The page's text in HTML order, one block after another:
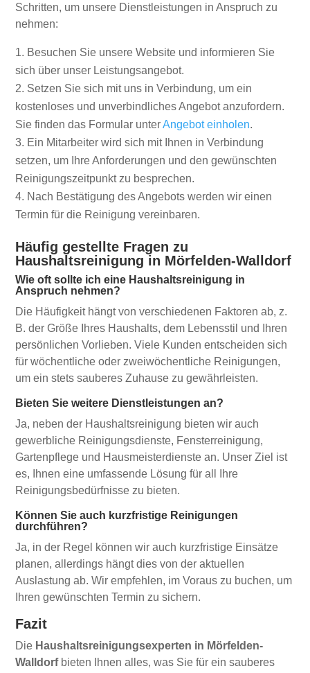
Schritten, um unsere Dienstleistungen in Anspruch zu
nehmen:
Besuchen Sie unsere Website und informieren Sie
sich über unser Leistungsangebot.
Setzen Sie sich mit uns in Verbindung, um ein
kostenloses und unverbindliches Angebot anzufordern.
Sie finden das Formular unterAngebot einholen.
Ein Mitarbeiter wird sich mit Ihnen in Verbindung
setzen, um Ihre Anforderungen und den gewünschten
Reinigungszeitpunkt zu besprechen.
Nach Bestätigung des Angebots werden wir einen
Termin für die Reinigung vereinbaren.
Häufig gestellte Fragen zu
Haushaltsreinigung in Mörfelden-Walldorf
Wie oft sollte ich eine Haushaltsreinigung in
Anspruch nehmen?
Die Häufigkeit hängt von verschiedenen Faktoren ab, z.
B. der Größe Ihres Haushalts, dem Lebensstil und Ihren
persönlichen Vorlieben. Viele Kunden entscheiden sich
für wöchentliche oder zweiwöchentliche Reinigungen,
um ein stets sauberes Zuhause zu gewährleisten.
Bieten Sie weitere Dienstleistungen an?
Ja, neben der Haushaltsreinigung bieten wir auch
gewerbliche Reinigungsdienste, Fensterreinigung,
Gartenpflege und Hausmeisterdienste an. Unser Ziel ist
es, Ihnen eine umfassende Lösung für all Ihre
Reinigungsbedürfnisse zu bieten.
Können Sie auch kurzfristige Reinigungen
durchführen?
Ja, in der Regel können wir auch kurzfristige Einsätze
planen, allerdings hängt dies von der aktuellen
Auslastung ab. Wir empfehlen, im Voraus zu buchen, um
Ihren gewünschten Termin zu sichern.
Fazit
Die Haushaltsreinigungsexperten in Mörfelden-
Walldorfbieten Ihnen alles, was Sie für ein sauberes